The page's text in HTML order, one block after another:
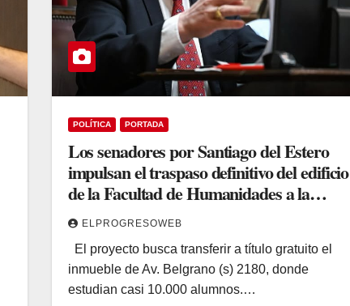
POLÍTICA PORTADA
Los senadores por Santiago del Estero
impulsan el traspaso definitivo del edificio
de la Facultad de Humanidades a la
UNSE
ELPROGRESOWEB
El proyecto busca transferir a título gratuito el
inmueble de Av. Belgrano (s) 2180, donde
estudian casi 10.000 alumnos.…